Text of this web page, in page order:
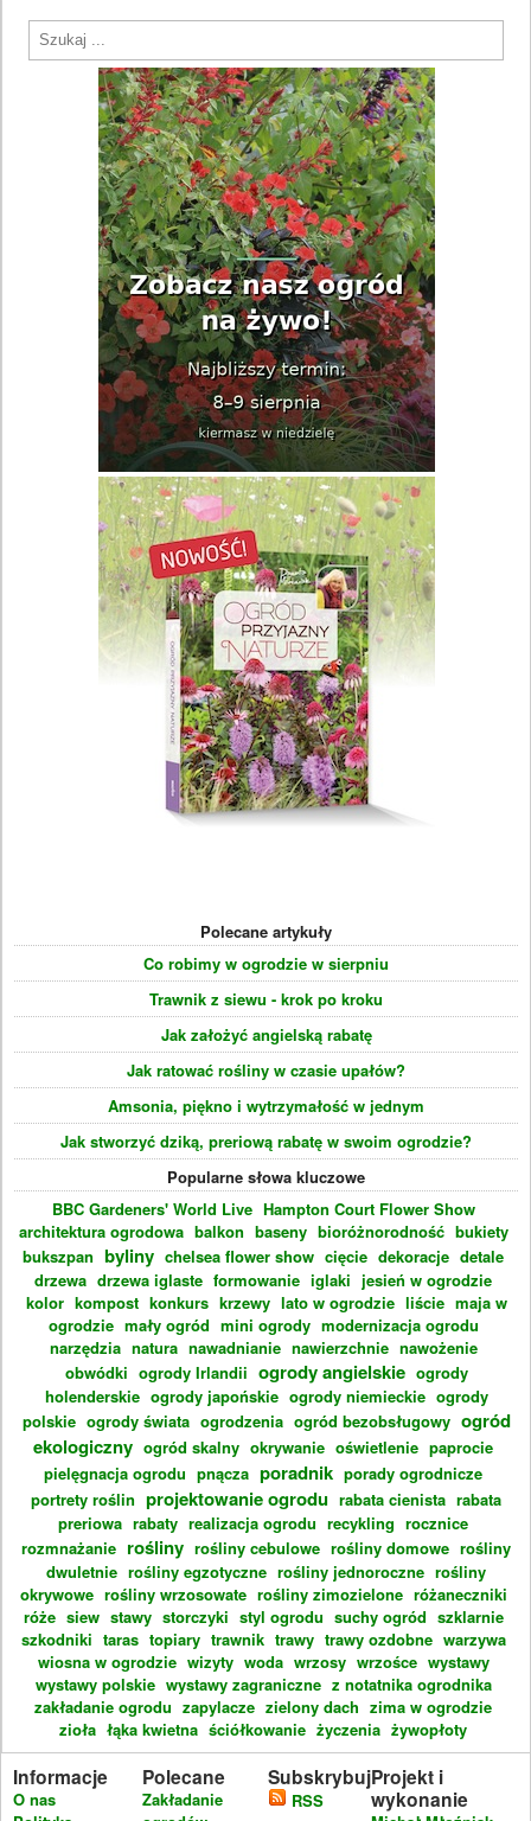
Polecane artykuły
Co robimy w ogrodzie w sierpniu
Trawnik z siewu - krok po kroku
Jak założyć angielską rabatę
Jak ratować rośliny w czasie upałów?
Amsonia, piękno i wytrzymałość w jednym
Jak stworzyć dziką, preriową rabatę w swoim ogrodzie?
Popularne słowa kluczowe
BBC Gardeners' World Live Hampton Court Flower Show
architektura ogrodowa balkon baseny bioróżnorodność bukiety
bukszpan byliny chelsea flower show cięcie dekoracje detale
drzewa drzewa iglaste formowanie iglaki jesień w ogrodzie
kolor kompost konkurs krzewy lato w ogrodzie liście maja w
ogrodzie mały ogród mini ogrody modernizacja ogrodu
narzędzia natura nawadnianie nawierzchnie nawożenie
obwódki ogrody Irlandii ogrody angielskie ogrody
holenderskie ogrody japońskie ogrody niemieckie ogrody
polskie ogrody świata ogrodzenia ogród bezobsługowy ogród
ekologiczny ogród skalny okrywanie oświetlenie paprocie
pielęgnacja ogrodu pnącza poradnik porady ogrodnicze
portrety roślin projektowanie ogrodu rabata cienista rabata
preriowa rabaty realizacja ogrodu recykling rocznice
rozmnażanie rośliny rośliny cebulowe rośliny domowe rośliny
dwuletnie rośliny egzotyczne rośliny jednoroczne rośliny
okrywowe rośliny wrzosowate rośliny zimozielone różaneczniki
róże siew stawy storczyki styl ogrodu suchy ogród szklarnie
szkodniki taras topiary trawnik trawy trawy ozdobne warzywa
wiosna w ogrodzie wizyty woda wrzosy wrzośce wystawy
wystawy polskie wystawy zagraniczne z notatnika ogrodnika
zakładanie ogrodu zapylacze zielony dach zima w ogrodzie
zioła łąka kwietna ściółkowanie życzenia żywopłoty
Informacje
O nas
Polecane
Zakładanie
Subskrybuj
RSS
Projekt i
wykonanie